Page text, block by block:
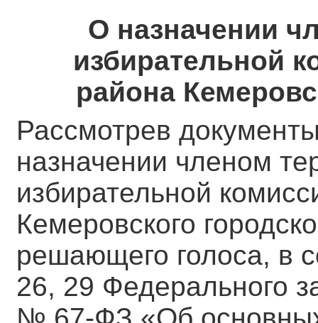
О назначении
избирательной
района
Рассмотрев
назначении членом
избирательной
Кемеровского
решающего голоса, в
26, 29 Федерального